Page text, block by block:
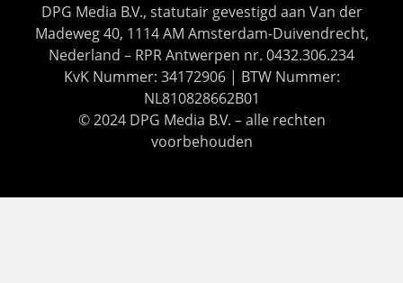
DPG Media B.V., statutair gevestigd aan Van der
Madeweg 40, 1114 AM Amsterdam-Duivendrecht,
Nederland – RPR Antwerpen nr. 0432.306.234
KvK Nummer: 34172906 | BTW Nummer:
NL810828662B01
© 2024 DPG Media B.V. – alle rechten
voorbehouden